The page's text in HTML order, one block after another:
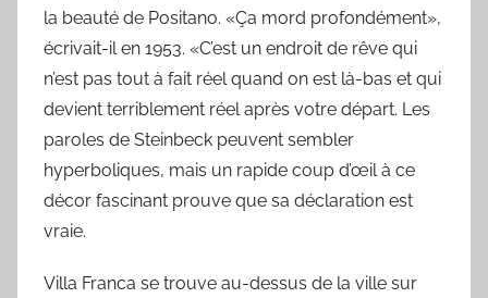
la beauté de Positano. «Ça mord profondément»,
écrivait-il en 1953. «C’est un endroit de rêve qui
n’est pas tout à fait réel quand on est là-bas et qui
devient terriblement réel après votre départ. Les
paroles de Steinbeck peuvent sembler
hyperboliques, mais un rapide coup d’œil à ce
décor fascinant prouve que sa déclaration est
vraie.
Villa Franca se trouve au-dessus de la ville sur